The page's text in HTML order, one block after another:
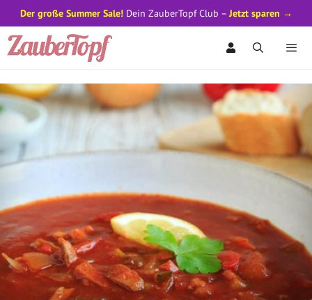
Zum
Inhalt
Der große Summer Sale!Dein ZauberTopf Club –Jetzt sparen →